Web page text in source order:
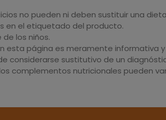
no pueden ni deben sustituir una
en el etiquetado del producto.
los niños.
esta página es meramente informativa
considerarse sustitutivo de un
complementos nutricionales pueden